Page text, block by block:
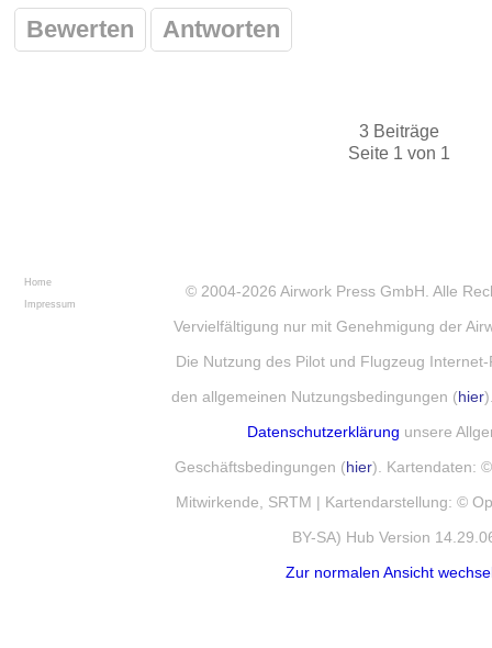
Bewerten Antworten
3 Beiträge
Seite 1 von 1
Home
Impressum
© 2004-2026 Airwork Press GmbH . Alle
Vervielfältigung nur mit Genehmigung der
Die Nutzung des Pilot und Flugzeug
den allgemeinen Nutzungsbedingungen (hier
Datenschutzerklärung unsere
Geschäftsbedingungen (hier). Kartendaten:
Mitwirkende, SRTM | Kartendarstellung: ©
BY-SA) Hub Version
Zur normalen Ansicht